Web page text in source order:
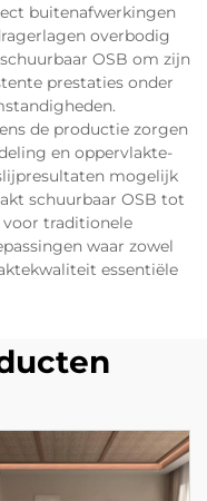
buitenafwerkingen
overbodig
OSB om zijn
prestaties onder
de productie zorgen
en oppervlakte-
mogelijk
schuurbaar OSB tot
traditionele
waar zowel
essentiële